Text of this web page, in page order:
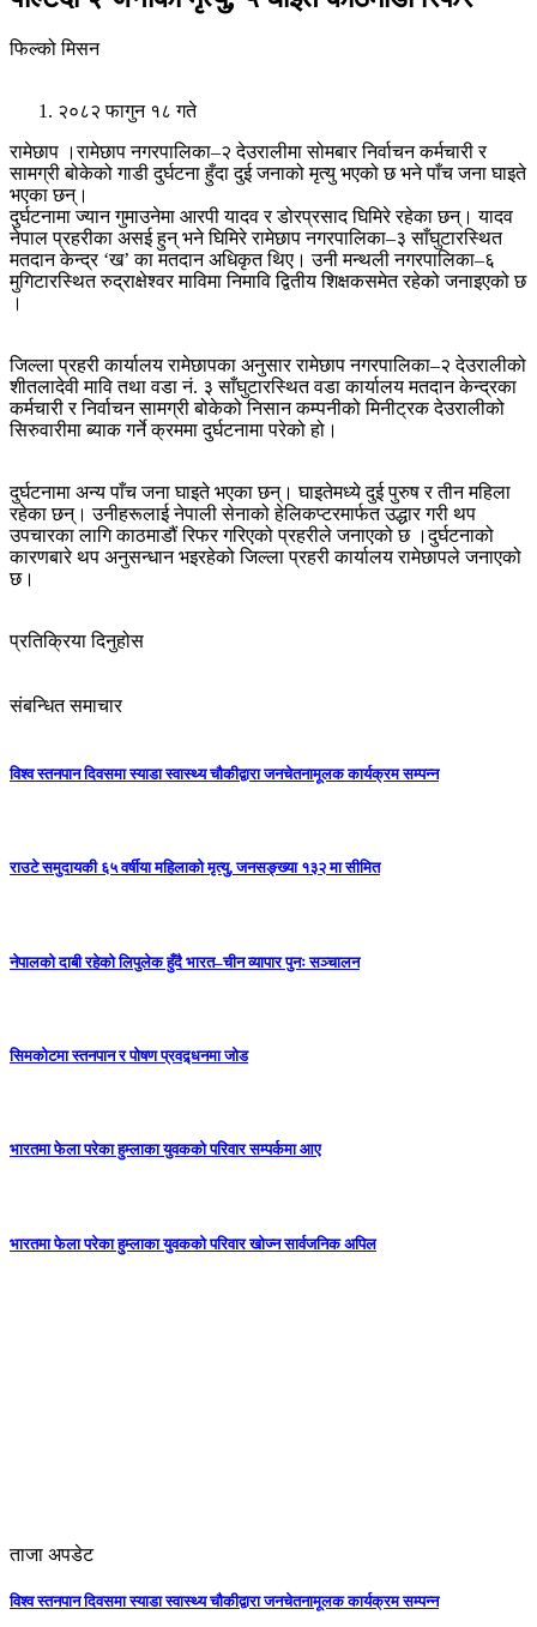
फिल्को मिसन
२०८२ फागुन १८ गते
रामेछाप ।रामेछाप नगरपालिका–२ देउरालीमा सोमबार निर्वाचन कर्मचारी र
सामग्री बोकेको गाडी दुर्घटना हुँदा दुई जनाको मृत्यु भएको छ भने पाँच जना घाइते
भएका छन्।
दुर्घटनामा ज्यान गुमाउनेमा आरपी यादव र डोरप्रसाद घिमिरे रहेका छन्। यादव
नेपाल प्रहरीका असई हुन् भने घिमिरे रामेछाप नगरपालिका–३ साँघुटारस्थित
मतदान केन्द्र ‘ख’ का मतदान अधिकृत थिए। उनी मन्थली नगरपालिका–६
मुगिटारस्थित रुद्राक्षेश्वर माविमा निमावि द्वितीय शिक्षकसमेत रहेको जनाइएको छ
।
जिल्ला प्रहरी कार्यालय रामेछापका अनुसार रामेछाप नगरपालिका–२ देउरालीको
शीतलादेवी मावि तथा वडा नं. ३ साँघुटारस्थित वडा कार्यालय मतदान केन्द्रका
कर्मचारी र निर्वाचन सामग्री बोकेको निसान कम्पनीको मिनीट्रक देउरालीको
सिरुवारीमा ब्याक गर्ने क्रममा दुर्घटनामा परेको हो।
दुर्घटनामा अन्य पाँच जना घाइते भएका छन्। घाइतेमध्ये दुई पुरुष र तीन महिला
रहेका छन्। उनीहरूलाई नेपाली सेनाको हेलिकप्टरमार्फत उद्धार गरी थप
उपचारका लागि काठमाडौं रिफर गरिएको प्रहरीले जनाएको छ ।दुर्घटनाको
कारणबारे थप अनुसन्धान भइरहेको जिल्ला प्रहरी कार्यालय रामेछापले जनाएको
छ।
प्रतिक्रिया दिनुहोस
संबन्धित समाचार
विश्व स्तनपान दिवसमा स्याडा स्वास्थ्य चौकीद्वारा जनचेतनामूलक कार्यक्रम सम्पन्न
राउटे समुदायकी ६५ वर्षीया महिलाको मृत्यु, जनसङ्ख्या १३२ मा सीमित
नेपालको दाबी रहेको लिपुलेक हुँदै भारत–चीन व्यापार पुनः सञ्चालन
सिमकोटमा स्तनपान र पोषण प्रवद्र्धनमा जोड
भारतमा फेला परेका हुम्लाका युवकको परिवार सम्पर्कमा आए
भारतमा फेला परेका हुम्लाका युवकको परिवार खोज्न सार्वजनिक अपिल
ताजा अपडेट
विश्व स्तनपान दिवसमा स्याडा स्वास्थ्य चौकीद्वारा जनचेतनामूलक कार्यक्रम सम्पन्न